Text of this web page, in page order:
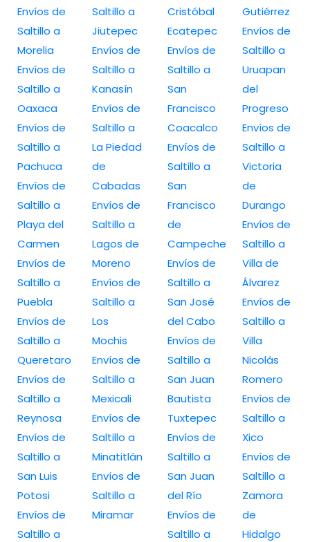
Envíos de
Saltillo a
Morelia
Envíos de
Saltillo a
Oaxaca
Envíos de
Saltillo a
Pachuca
Envíos de
Saltillo a
Playa del
Carmen
Envíos de
Saltillo a
Puebla
Envíos de
Saltillo a
Queretaro
Envíos de
Saltillo a
Reynosa
Envíos de
Saltillo a
San Luis
Potosi
Envíos de
Saltillo a
Saltillo a
Jiutepec
Envíos de
Saltillo a
Kanasín
Envíos de
Saltillo a
La Piedad
de
Cabadas
Envíos de
Saltillo a
Lagos de
Moreno
Envíos de
Saltillo a
Los
Mochis
Envíos de
Saltillo a
Mexicali
Envíos de
Saltillo a
Minatitlán
Envíos de
Saltillo a
Miramar
Cristóbal
Ecatepec
Envíos de
Saltillo a
San
Francisco
Coacalco
Envíos de
Saltillo a
San
Francisco
de
Campeche
Envíos de
Saltillo a
San José
del Cabo
Envíos de
Saltillo a
San Juan
Bautista
Tuxtepec
Envíos de
Saltillo a
San Juan
del Río
Envíos de
Saltillo a
Gutiérrez
Envíos de
Saltillo a
Uruapan
del
Progreso
Envíos de
Saltillo a
Victoria
de
Durango
Envíos de
Saltillo a
Villa de
Álvarez
Envíos de
Saltillo a
Villa
Nicolás
Romero
Envíos de
Saltillo a
Xico
Envíos de
Saltillo a
Zamora
de
Hidalgo